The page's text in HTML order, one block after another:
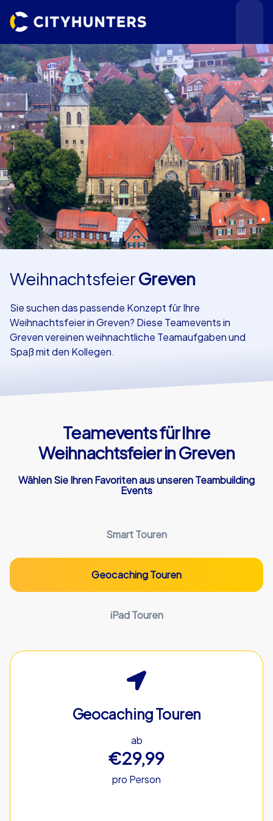
Teamevents
Städte
Anlässe
WeihnachtsfeierGreven
Sie suchen das passende Konzept für Ihre
Weihnachtsfeier in Greven? Diese Teamevents in
Greven vereinen weihnachtliche Teamaufgaben und
Spaß mit den Kollegen.
Teamevents für Ihre
Weihnachtsfeier in Greven
Wählen Sie Ihren Favoriten aus unseren Teambuilding
Events
Smart Touren
Geocaching Touren
iPad Touren
Geocaching Touren
ab
€29,99
pro Person